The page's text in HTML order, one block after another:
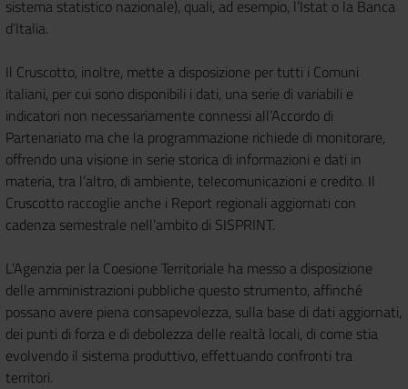
sistema statistico nazionale), quali, ad esempio, l’Istat o la Banca
d’Italia.
Il Cruscotto, inoltre, mette a disposizione per tutti i Comuni
italiani, per cui sono disponibili i dati, una serie di variabili e
indicatori non necessariamente connessi all’Accordo di
Partenariato ma che la programmazione richiede di monitorare,
offrendo una visione in serie storica di informazioni e dati in
materia, tra l’altro, di ambiente, telecomunicazioni e credito. Il
Cruscotto raccoglie anche i Report regionali aggiornati con
cadenza semestrale nell’ambito di SISPRINT.
L’Agenzia per la Coesione Territoriale ha messo a disposizione
delle amministrazioni pubbliche questo strumento, affinché
possano avere piena consapevolezza, sulla base di dati aggiornati,
dei punti di forza e di debolezza delle realtà locali, di come stia
evolvendo il sistema produttivo, effettuando confronti tra
territori.